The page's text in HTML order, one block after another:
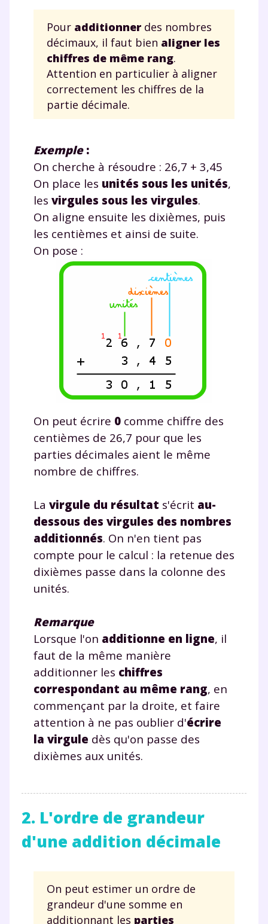
Pour additionner des nombres
décimaux, il faut bien aligner les
chiffres de même rang.
Attention en particulier à aligner
correctement les chiffres de la
partie décimale.
Exemple:
On cherche à résoudre : 26,7 + 3,45
On place les unités sous les unités,
les virgules sous les virgules.
On aligne ensuite les dixièmes, puis
les centièmes et ainsi de suite.
On pose :
On peut écrire 0 comme chiffre des
centièmes de 26,7 pour que les
parties décimales aient le même
nombre de chiffres.
La virgule du résultat s'écrit au-
dessous des virgules des nombres
additionnés. On n'en tient pas
compte pour le calcul : la retenue des
dixièmes passe dans la colonne des
unités.
Remarque
Lorsque l'on additionne en ligne, il
faut de la même manière
additionner les chiffres
correspondant au même rang, en
commençant par la droite, et faire
attention à ne pas oublier d'écrire
la virgule dès qu'on passe des
dixièmes aux unités.
2. L'ordre de grandeur
d'une addition décimale
On peut estimer un ordre de
grandeur d'une somme en
additionnant les parties